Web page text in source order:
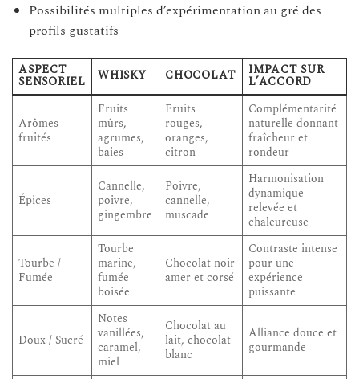
Possibilités multiples d’expérimentation au gré des
profils gustatifs
ASPECT
SENSORIEL WHISKY CHOCOLAT IMPACT SUR
L’ACCORD
Arômes
fruités
Fruits
mûrs,
agrumes,
baies
Fruits
rouges,
oranges,
citron
Complémentarité
naturelle donnant
fraîcheur et
rondeur
Épices
Cannelle,
poivre,
gingembre
Poivre,
cannelle,
muscade
Harmonisation
dynamique
relevée et
chaleureuse
Tourbe /
Fumée
Tourbe
marine,
fumée
boisée
Chocolat noir
amer et corsé
Contraste intense
pour une
expérience
puissante
Doux / Sucré
Notes
vanillées,
caramel,
miel
Chocolat au
lait, chocolat
blanc
Alliance douce et
gourmande